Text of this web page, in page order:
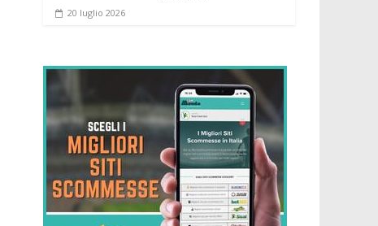
20 luglio 2026